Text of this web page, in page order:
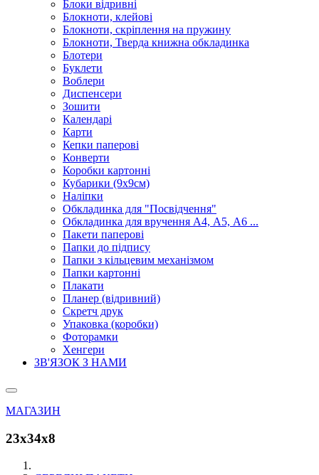
Блоки відривні
Блокноти, клейові
Блокноти, скріплення на пружину
Блокноти, Тверда книжна обкладинка
Блотери
Буклети
Воблери
Диспенсери
Зошити
Календарі
Карти
Кепки паперові
Конверти
Коробки картонні
Кубарики (9х9см)
Наліпки
Обкладинка для "Посвідчення"
Обкладинка для вручення А4, А5, А6 ...
Пакети паперові
Папки до підпису
Папки з кільцевим механізмом
Папки картонні
Плакати
Планер (відривний)
Скретч друк
Упаковка (коробки)
Фоторамки
Хенгери
ЗВ'ЯЗОК З НАМИ
МАГАЗИН
23х34х8